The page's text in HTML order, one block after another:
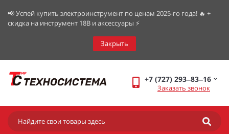
📢 Успей купить электроинструмент по ценам 2025-го года! 🔥 +
скидка на инструмент 18В и аксессуары ⚡️
Закрыть
+7 (727) 293‒83‒16
Заказать звонок